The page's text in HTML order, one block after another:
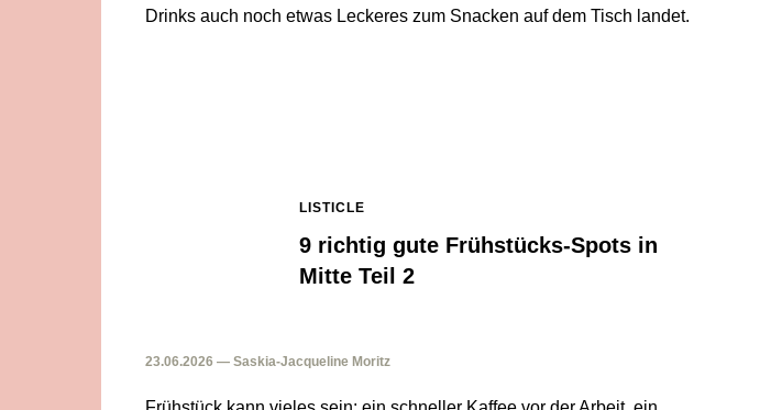
Drinks auch noch etwas Leckeres zum Snacken auf dem Tisch landet.
LISTICLE
9 richtig gute Frühstücks-Spots in
Mitte Teil 2
23.06.2026 — Saskia-Jacqueline Moritz